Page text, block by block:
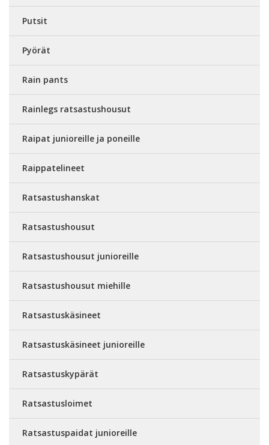
Putsit
Pyörät
Rain pants
Rainlegs ratsastushousut
Raipat junioreille ja poneille
Raippatelineet
Ratsastushanskat
Ratsastushousut
Ratsastushousut junioreille
Ratsastushousut miehille
Ratsastuskäsineet
Ratsastuskäsineet junioreille
Ratsastuskypärät
Ratsastusloimet
Ratsastuspaidat junioreille